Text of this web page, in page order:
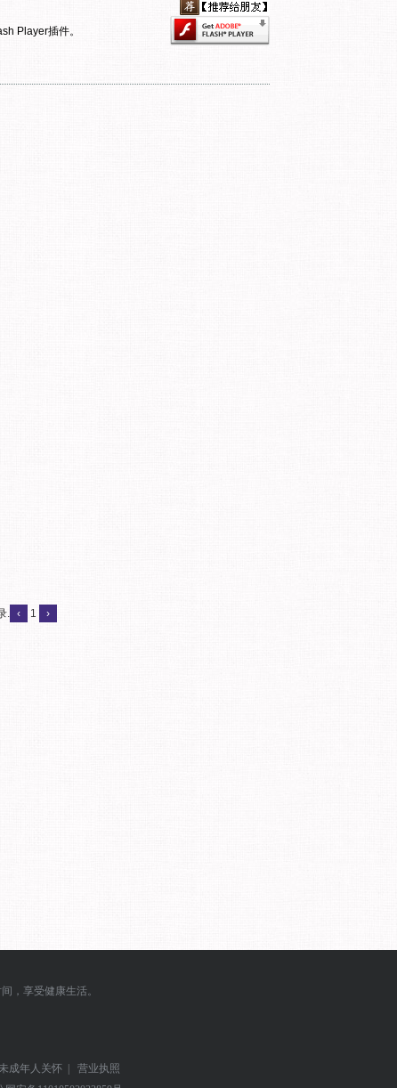
Player插件。
. ‹ 1 ›
，享受健康生活。
成年人关怀 |
营业执照